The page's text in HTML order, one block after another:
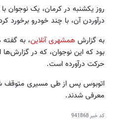
روز یکشنبه در کرمان، یک نوجوان
درآوردن آن، با چند خودرو برخورد
به گزارش همشهری آنلاین، به
بود که این نوجوان، که در
حرکت درآورده است.
اتوبوس پس از طی مسیری متوقف
معرفی شدند.
کد خبر941868